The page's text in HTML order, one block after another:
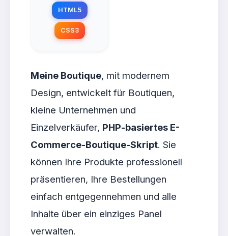
HTML5
CSS3
Meine Boutique, mit modernem
Design, entwickelt für Boutiquen,
kleine Unternehmen und
Einzelverkäufer, PHP-basiertes E-
Commerce-Boutique-Skript. Sie
können Ihre Produkte professionell
präsentieren, Ihre Bestellungen
einfach entgegennehmen und alle
Inhalte über ein einziges Panel
verwalten.